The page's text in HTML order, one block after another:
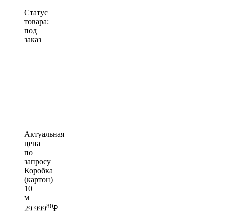
Статус
товара:
под
заказ
Актуальная
цена
по
запросу
Коробка
(картон)
10
м
29 99980₽